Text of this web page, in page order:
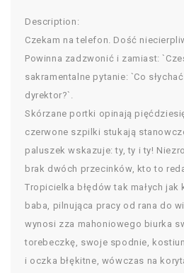
Description:
Czekam na telefon. Dość
Powinna zadzwonić i zamiast:
sakramentalne pytanie: `Co
dyrektor?`.
Skórzane portki opinają
czerwone szpilki stukają
paluszek wskazuje: ty, ty i ty!
brak dwóch przecinków, kto to
Tropicielka błędów tak małych jak
baba, pilnująca pracy od rana do
wynosi zza mahoniowego biurka
torebeczkę, swoje spodnie,
i oczka błękitne, wówczas na